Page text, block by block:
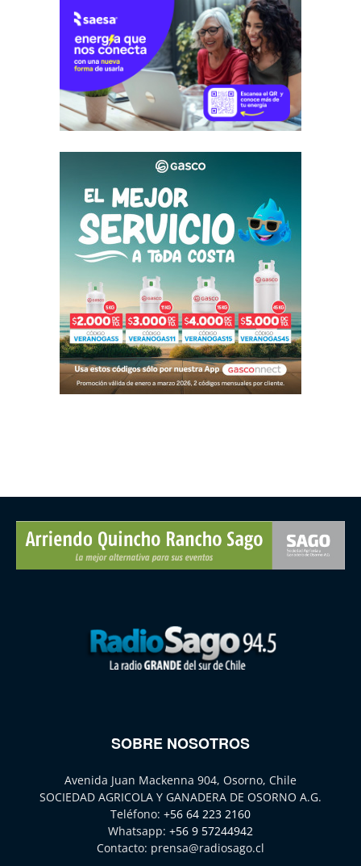
SOBRE NOSOTROS
Avenida Juan Mackenna 904, Osorno, Chile
SOCIEDAD AGRICOLA Y GANADERA DE OSORNO A.G.
Teléfono: +56 64 223 2160
Whatsapp: +56 9 57244942
Contacto: prensa@radiosago.cl